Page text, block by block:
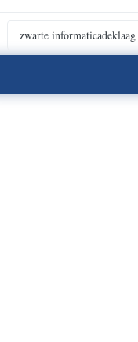
zwarte informaticadeklaag